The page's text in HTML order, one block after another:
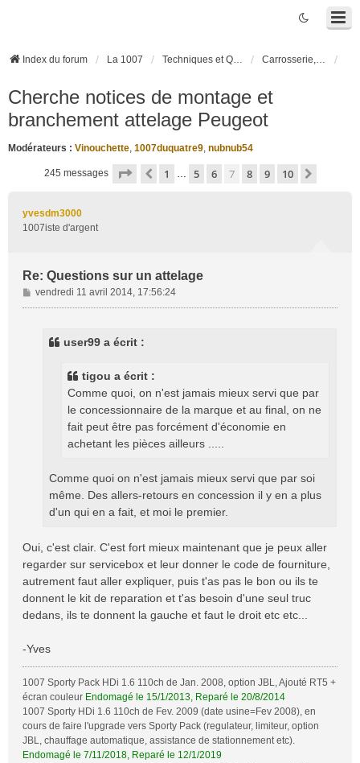
Index du forum La 1007 Techniques et Questions Carrosserie, électronique véhicule et habitacle
Cherche notices de montage et
branchement attelage Peugeot
Modérateurs : Vinouchette, 1007duquatre9, nubnub54
245 messages Page sur10
Précédente
1 … 5 6 7 8 9 10
yvesdm3000
1007iste d'argent
Re: Questions sur un attelage
M
e
vendredi 11 avril 2014, 17:56:24
user99 a écrit :
tigou a écrit :
Comme quoi, on n'est jamais mieux servi que par
le concessionnaire de la marque et au final, on ne
fait peut être pas forcément d'économie en
achetant les pièces ailleurs .....
Comme quoi on n'est jamais mieux servi que par soi
même. Des allers-retours en concession il y en a plus
d'un qui en a fait, et moi le premier.
Oui, c'est clair. C'est fort mieux maintenant que je peux aller
regarder sur servicebox et leur donner le code de fourniture,
autrement faut aller expliquer, puis t'as pas le bon ou ils te
donnent le kit de reparation et t'as besoin d'une seul truc
dedans, ils te donnent la gauche et faut le droit etc etc...
-Yves
1007 Sporty Pack HDi 1.6 110ch de Jan. 2008, option JBL, Ajouté RT5 +
écran couleur Endomagé le 15/1/2013, Reparé le 20/8/2014
1007 Sporty HDi 1.6 110ch de Fev. 2009 (date usine=Fev 2008), en
cours de faire l'upgrade vers Sporty Pack (regulateur, limiteur, option
JBL, chauffage automatique, assistance de stationnement etc).
Endomagé le 7/11/2018, Reparé le 12/1/2019